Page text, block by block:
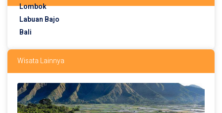
Lombok
Labuan Bajo
Bali
Wisata Lainnya